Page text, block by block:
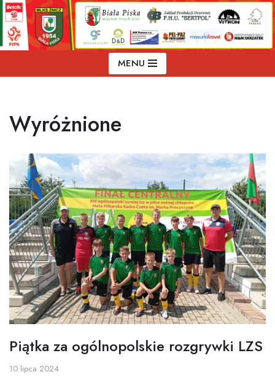
Przejdź
do
MENU
Wyróżnione
Piątka za ogólnopolskie rozgrywki LZS
10 lipca 2024